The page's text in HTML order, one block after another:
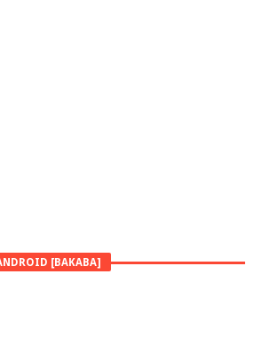
[BAKABA]